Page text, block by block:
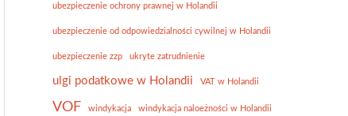
ubezpieczenie ochrony prawnej w Holandii
ubezpieczenie od odpowiedzialności cywilnej w Holandii
ubezpieczenie zzp ukryte zatrudnienie
ulgi podatkowe w Holandii VAT w Holandii
VOF windykacja windykacja naloeżności w Holandii